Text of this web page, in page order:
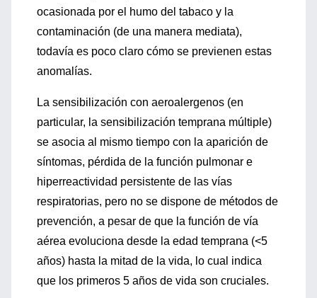
ocasionada por el humo del tabaco y la
contaminación (de una manera mediata),
todavía es poco claro cómo se previenen estas
anomalías.
La sensibilización con aeroalergenos (en
particular, la sensibilización temprana múltiple)
se asocia al mismo tiempo con la aparición de
síntomas, pérdida de la función pulmonar e
hiperreactividad persistente de las vías
respiratorias, pero no se dispone de métodos de
prevención, a pesar de que la función de vía
aérea evoluciona desde la edad temprana (<5
años) hasta la mitad de la vida, lo cual indica
que los primeros 5 años de vida son cruciales.